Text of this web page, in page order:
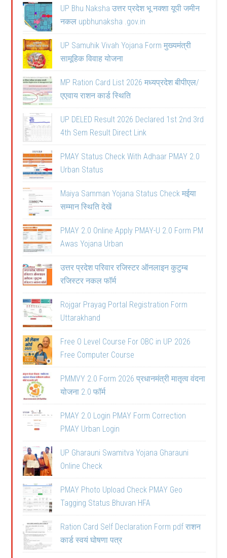
UP Bhu Naksha उत्तर प्रदेश भू नक्शा यूपी जमीन
नकल upbhunaksha .gov.in
UP Samuhik Vivah Yojana Form मुख्यमंत्री
सामूहिक विवाह योजना
MP Ration Card List 2026 मध्यप्रदेश बीपीएल/
एएवाय राशन कार्ड स्थिति
UP DELED Result 2026 Declared 1st 2nd 3rd
4th Sem Result Direct Link
PMAY Status Check With Adhaar PMAY 2.0
Urban Status
Maiya Samman Yojana Status Check मईया
सम्मान स्थिति देखें
PMAY 2.0 Online Apply PMAY-U 2.0 Form PM
Awas Yojana Urban
उत्तर प्रदेश परिवार रजिस्टर ऑनलाइन कुटुम्ब
रजिस्टर नकल फॉर्म
Rojgar Prayag Portal Registration Form
Uttarakhand
Free O Level Course For OBC in UP 2026
Free Computer Course
PMMVY 2.0 Form 2026 प्रधानमंत्री मातृत्व वंदना
योजना 2.0 फॉर्म
PMAY 2.0 Login PMAY Form Correction
PMAY Urban Login
UP Gharauni Swamitva Yojana Gharauni
Online Check
PMAY Photo Upload Check PMAY Geo
Tagging Status Bhuvan HFA
Ration Card Self Declaration Form pdf राशन
कार्ड स्वयं घोषणा पत्र